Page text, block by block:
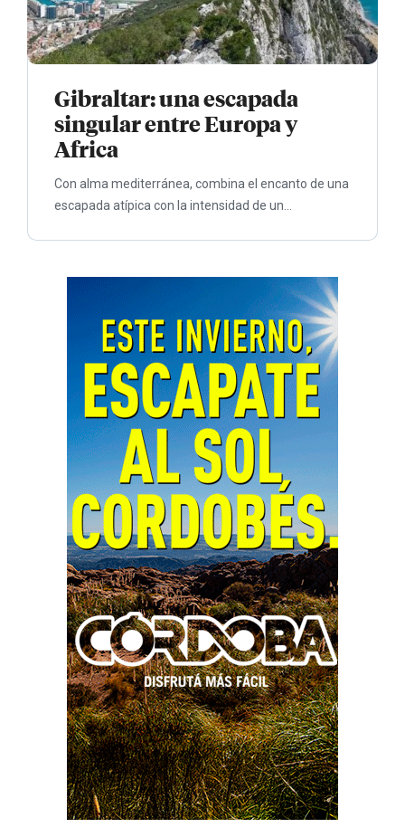
Gibraltar: una escapada
singular entre Europa y
Africa
Con alma mediterránea, combina el encanto de una
escapada atípica con la intensidad de un...